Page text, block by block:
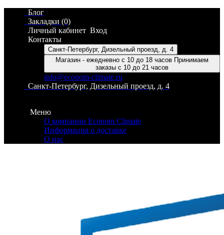
Блог
Закладки (0)
Личный кабинет Вход
Контакты
Санкт-Петербург, Дизельный проезд, д. 4
Магазин - ежедневно с 10 до 18 часов Принимаем
заказы с 10 до 21 часов
info@econom-climate.ru
Санкт-Петербург, Дизельный проезд, д. 4
Меню
О компании Econom Climate
Информация о доставке
О нас